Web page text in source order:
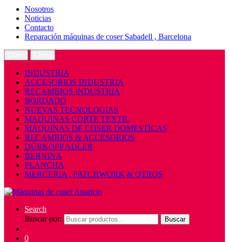
Nosotros
Noticias
Contacto
Reparación máquinas de coser Sabadell , Barcelona
INDUSTRIA
ACCESORIOS INDUSTRIA
RECAMBIOS INDUSTRIA
BORDADO
NUEVAS TECNOLOGIAS
MAQUINAS CORTE TEXTIL
MÁQUINAS DE COSER DOMESTICAS
RECAMBIOS & ACCESORIOS
DÜRKOPP ADLER
BERNINA
PLANCHA
MERCERIA , PATCHWORK & OTROS
Search
Buscar por:
Buscar
0